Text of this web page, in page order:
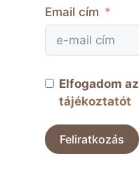
Email cím
Elfogadom az
tájékoztatót
Feliratkozás